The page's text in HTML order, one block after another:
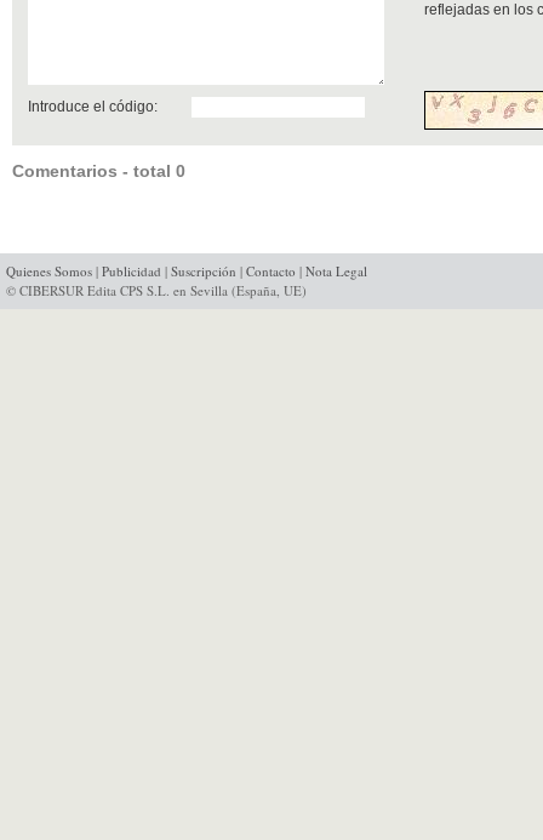
reflejadas en los
Introduce el código:
Comentarios - total 0
Quienes Somos | Publicidad | Suscripción | Contacto | Nota Legal
© CIBERSUR Edita CPS S.L. en Sevilla (España, UE)